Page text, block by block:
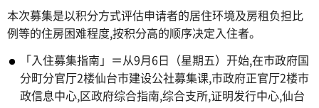
本次募集是以积分方式评估申请者的居住环境及房租负担比
例等的住房困难程度,按积分高的顺序决定入住者。
「入住募集指南」＝从9月6日（星期五）开始,在市政府国
分町分官厅2楼仙台市建设公社募集课,市政府正官厅2楼市
政信息中心,区政府综合指南,综合支所,证明发行中心,仙台